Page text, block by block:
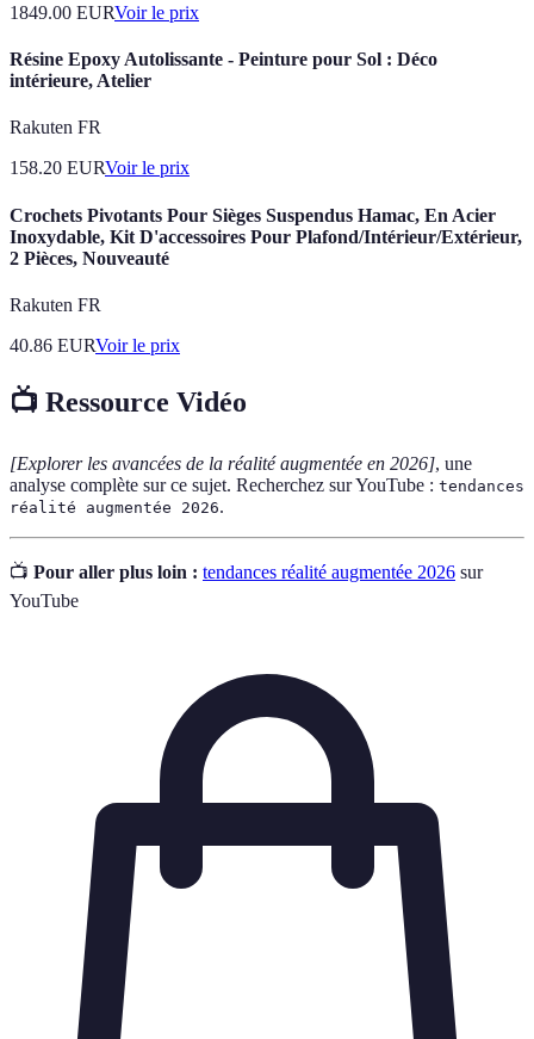
1849.00 EURVoir le prix
Résine Epoxy Autolissante - Peinture pour Sol : Déco
intérieure, Atelier
Rakuten FR
158.20 EURVoir le prix
Crochets Pivotants Pour Sièges Suspendus Hamac, En Acier
Inoxydable, Kit D'accessoires Pour Plafond/Intérieur/Extérieur,
2 Pièces, Nouveauté
Rakuten FR
40.86 EURVoir le prix
📺 Ressource Vidéo
[Explorer les avancées de la réalité augmentée en 2026], une
analyse complète sur ce sujet. Recherchez sur YouTube : tendances
réalité augmentée 2026.
📺 Pour aller plus loin : tendances réalité augmentée 2026 sur
YouTube